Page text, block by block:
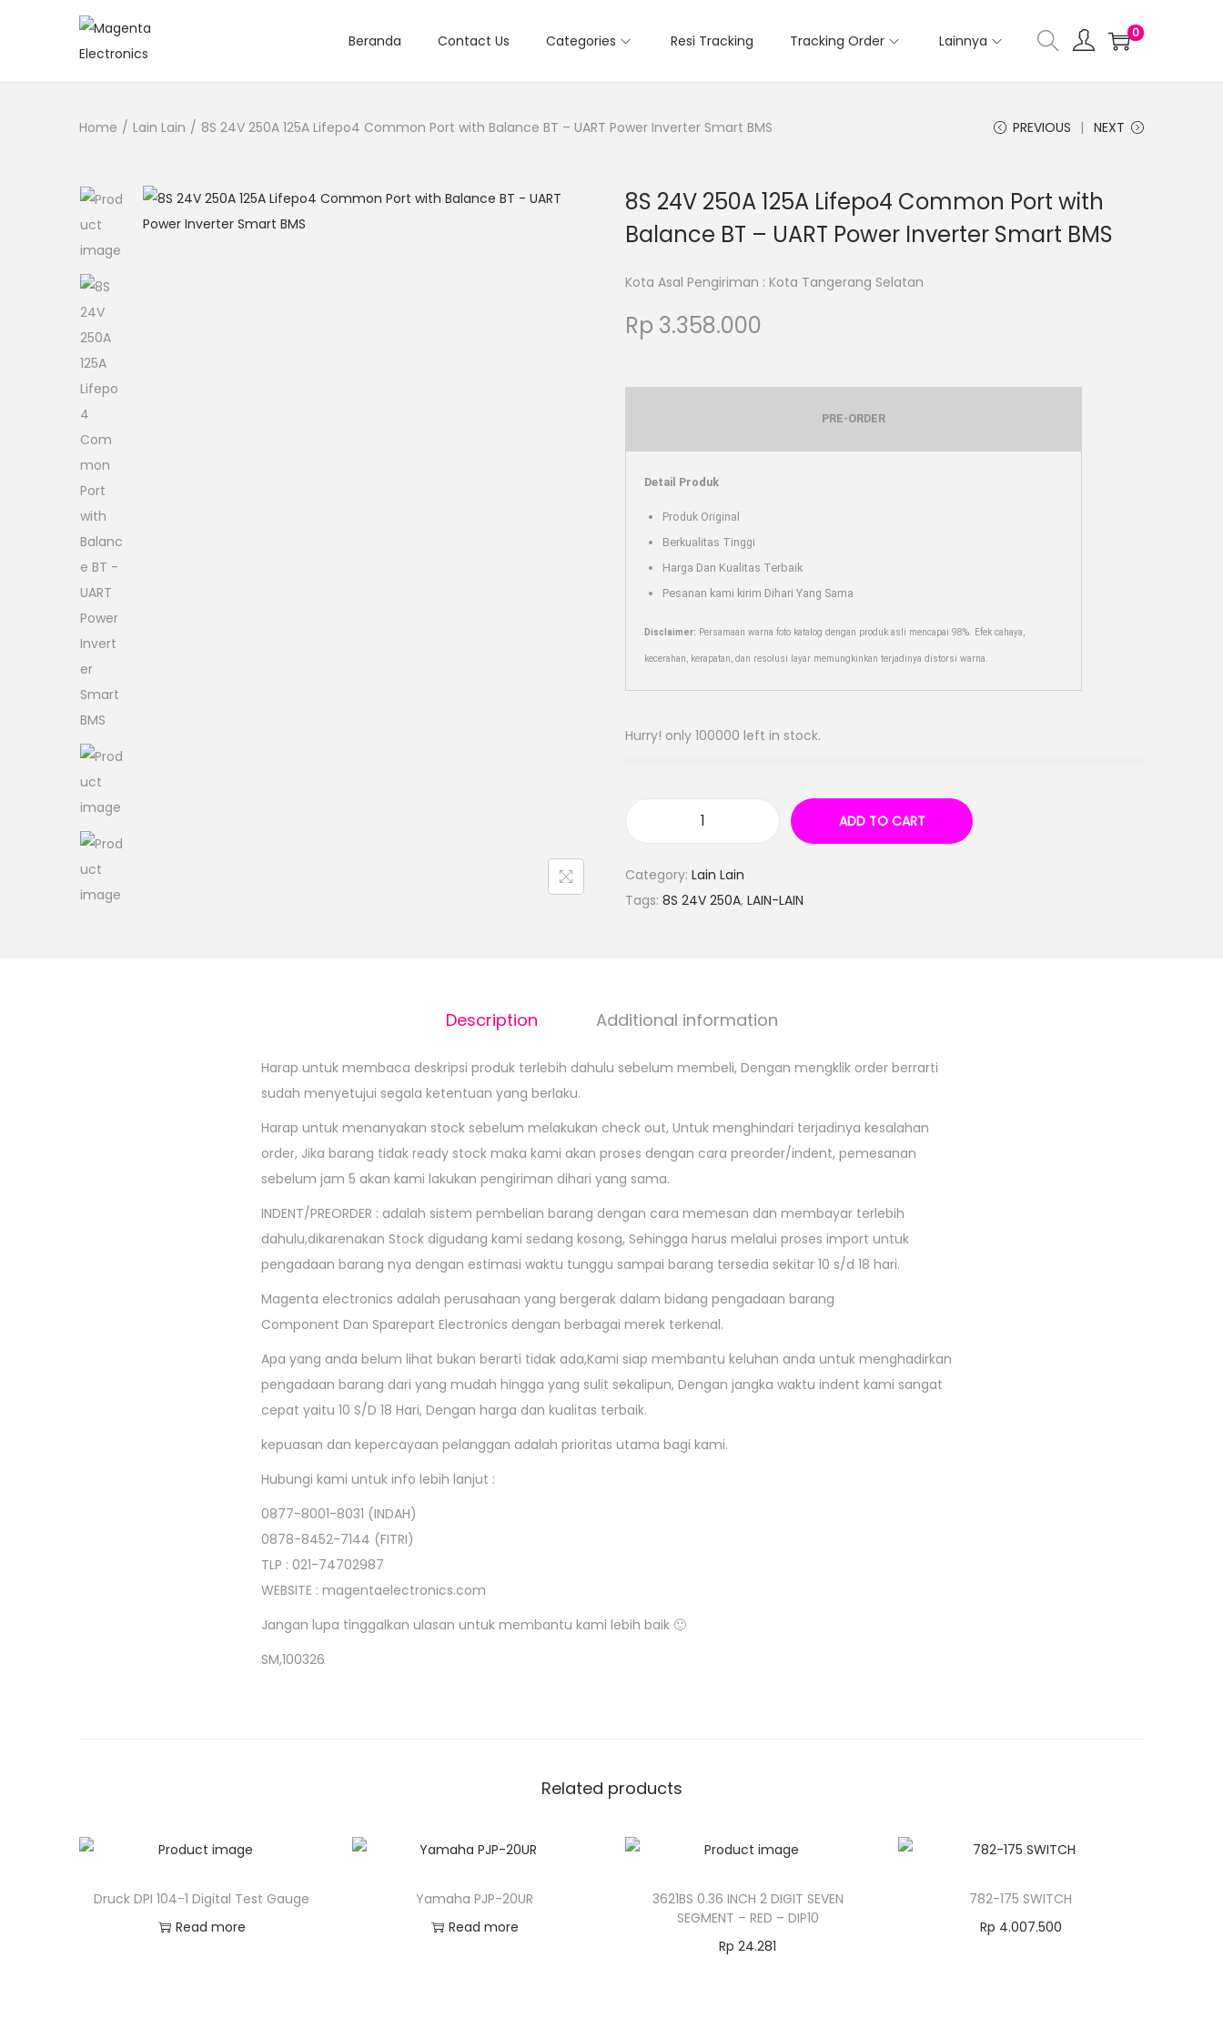
Beranda Contact Us Categories Resi Tracking Tracking Order Lainnya 0
Home / Lain Lain / 8S 24V 250A 125A Lifepo4 Common Port with Balance BT – UART Power Inverter Smart BMS PREVIOUS NEXT
8S 24V 250A 125A Lifepo4 Common Port with
Balance BT – UART Power Inverter Smart BMS
Kota Asal Pengiriman : Kota Tangerang Selatan
Rp 3.358.000
PRE-ORDER
Detail Produk
Produk Original
Berkualitas Tinggi
Harga Dan Kualitas Terbaik
Pesanan kami kirim Dihari Yang Sama
Disclaimer: Persamaan warna foto katalog dengan produk asli mencapai 98%. Efek cahaya,
kecerahan, kerapatan, dan resolusi layar memungkinkan terjadinya distorsi warna.
Hurry! only 100000 left in stock.
ADD TO CART
Category: Lain Lain
Tags: 8S 24V 250A, LAIN-LAIN
Description Additional information
Harap untuk membaca deskripsi produk terlebih dahulu sebelum membeli, Dengan mengklik order berrarti
sudah menyetujui segala ketentuan yang berlaku.
Harap untuk menanyakan stock sebelum melakukan check out, Untuk menghindari terjadinya kesalahan
order, Jika barang tidak ready stock maka kami akan proses dengan cara preorder/indent, pemesanan
sebelum jam 5 akan kami lakukan pengiriman dihari yang sama.
INDENT/PREORDER : adalah sistem pembelian barang dengan cara memesan dan membayar terlebih
dahulu,dikarenakan Stock digudang kami sedang kosong, Sehingga harus melalui proses import untuk
pengadaan barang nya dengan estimasi waktu tunggu sampai barang tersedia sekitar 10 s/d 18 hari.
Magenta electronics adalah perusahaan yang bergerak dalam bidang pengadaan barang
Component Dan Sparepart Electronics dengan berbagai merek terkenal.
Apa yang anda belum lihat bukan berarti tidak ada,Kami siap membantu keluhan anda untuk menghadirkan
pengadaan barang dari yang mudah hingga yang sulit sekalipun, Dengan jangka waktu indent kami sangat
cepat yaitu 10 S/D 18 Hari, Dengan harga dan kualitas terbaik.
kepuasan dan kepercayaan pelanggan adalah prioritas utama bagi kami.
Hubungi kami untuk info lebih lanjut :
0877-8001-8031 (INDAH)
0878-8452-7144 (FITRI)
TLP : 021-74702987
WEBSITE : magentaelectronics.com
Jangan lupa tinggalkan ulasan untuk membantu kami lebih baik 🙂
SM,100326
Related products
Druck DPI 104-1 Digital Test Gauge
Read more
Yamaha PJP-20UR
Read more
3621BS 0.36 INCH 2 DIGIT SEVEN
SEGMENT – RED – DIP10
Rp 24.281
782-175 SWITCH
Rp 4.007.500